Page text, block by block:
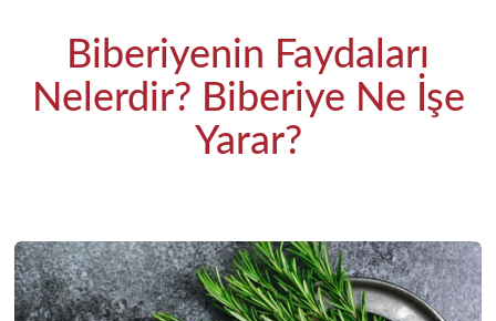
Biberiyenin Faydaları
Nelerdir? Biberiye Ne İşe
Yarar?